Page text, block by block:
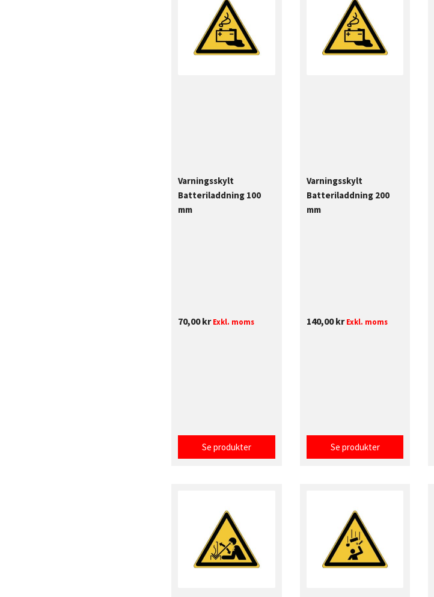
Varningsskylt
Batteriladdning 100
mm
70,00kr Exkl. moms
Se produkter
Varningsskylt
Batteriladdning 200
mm
140,00kr Exkl. moms
Se produkter